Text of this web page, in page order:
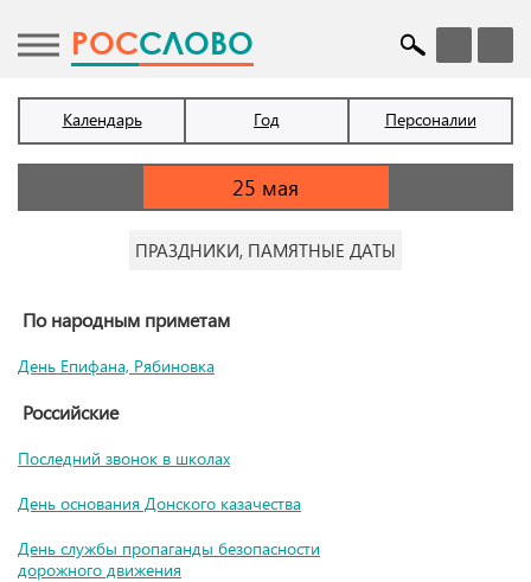
POCСЛОВО
Календарь Год Персоналии
ПРАЗДНИКИ, ПАМЯТНЫЕ ДАТЫ
По народным приметам
День Епифана, Рябиновка
Российские
Последний звонок в школах
День основания Донского казачества
День службы пропаганды безопасности
дорожного движения